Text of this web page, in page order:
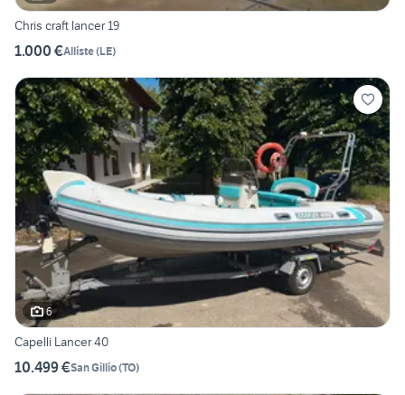
Chris craft lancer 19
1.000 €Alliste(LE)
6
Capelli Lancer 40
10.499 €San Gillio(TO)